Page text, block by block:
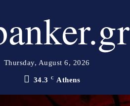
Thursday, August 6, 2026
34.3 C Athens